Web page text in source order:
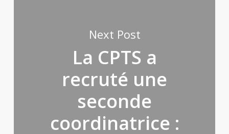
Next Post
La CPTS a
recruté une
seconde
coordinatrice :